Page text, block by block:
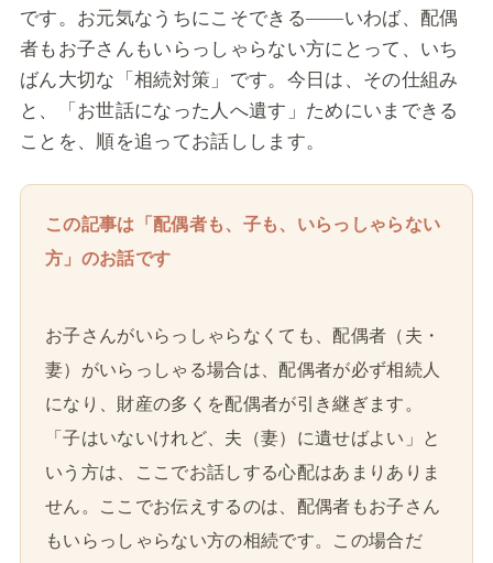
です。お元気なうちにこそできる――いわば、配偶
者もお子さんもいらっしゃらない方にとって、いち
ばん大切な「相続対策」です。今日は、その仕組み
と、「お世話になった人へ遺す」ためにいまできる
ことを、順を追ってお話しします。
この記事は「配偶者も、子も、いらっしゃらない
方」のお話です
お子さんがいらっしゃらなくても、配偶者（夫・
妻）がいらっしゃる場合は、配偶者が必ず相続人
になり、財産の多くを配偶者が引き継ぎます。
「子はいないけれど、夫（妻）に遺せばよい」と
いう方は、ここでお話しする心配はあまりありま
せん。ここでお伝えするのは、配偶者もお子さん
もいらっしゃらない方の相続です。この場合だ